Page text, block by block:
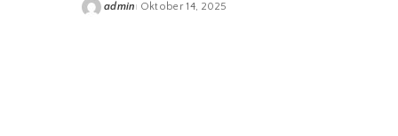
Posted
admin Oktober 14, 2025